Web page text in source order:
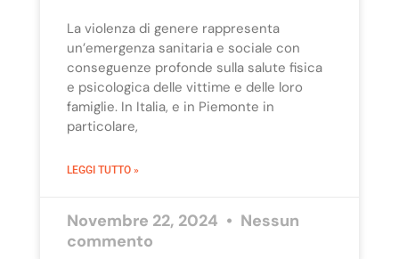
La violenza di genere rappresenta
un’emergenza sanitaria e sociale con
conseguenze profonde sulla salute fisica
e psicologica delle vittime e delle loro
famiglie. In Italia, e in Piemonte in
particolare,
LEGGI TUTTO »
Novembre 22, 2024
Nessun
commento